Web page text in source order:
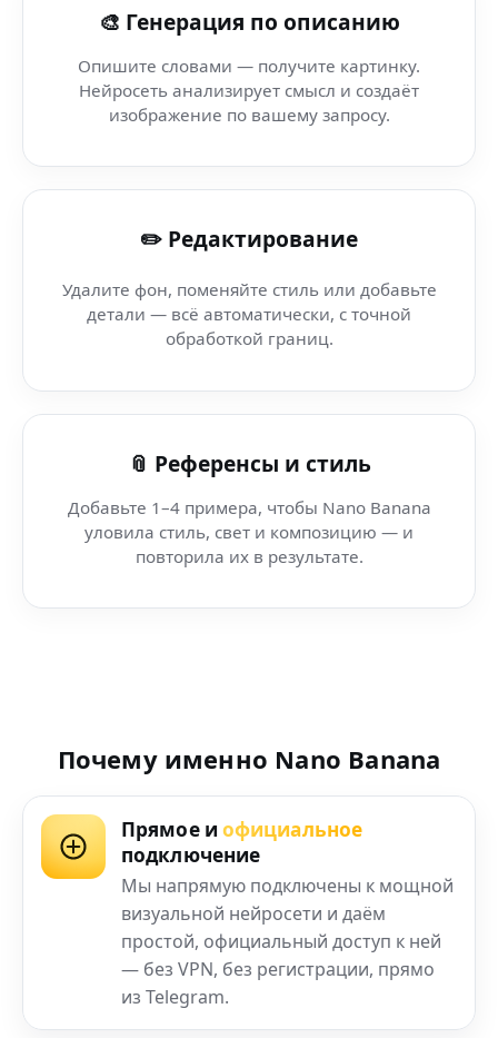
Аниме-стиль для фото (Chromebook) — генерация
Студийное фото — AI для фото — сгенерируй
AI Генератор Фото — Viber — создавай визуалы в в
Фото генератор онлайн (панель обучения) — как
🎨 Генерация по описанию
Опишите словами — получите картинку.
Нейросеть анализирует смысл и создаёт
изображение по вашему запросу.
✏️ Редактирование
Удалите фон, поменяйте стиль или добавьте
детали — всё автоматически, с точной
обработкой границ.
📎 Референсы и стиль
Добавьте 1–4 примера, чтобы Nano Banana
уловила стиль, свет и композицию — и
повторила их в результате.
Почему именно Nano Banana
Прямое и официальное
подключение
Мы напрямую подключены к мощной
визуальной нейросети и даём
простой, официальный доступ к ней
— без VPN, без регистрации, прямо
из Telegram.